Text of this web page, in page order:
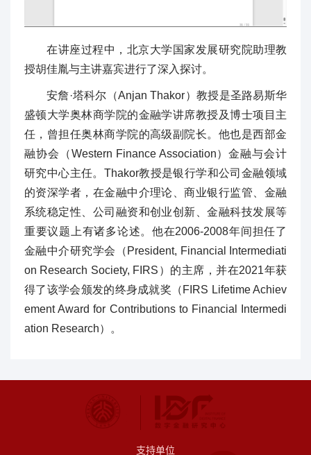
在讲座过程中，北京大学国家发展研究院助理教
授胡佳胤与主讲嘉宾进行了深入探讨。
安詹·塔科尔（Anjan Thakor）教授是圣路易斯华
盛顿大学奥林商学院的金融学讲席教授及博士项目主
任，曾担任奥林商学院的高级副院长。他也是西部金
融协会（Western Finance Association）金融与会计
研究中心主任。Thakor教授是银行学和公司金融领域
的资深学者，在金融中介理论、商业银行监管、金融
系统稳定性、公司融资和创业创新、金融科技发展等
重要议题上有诸多论述。他在2006-2008年间担任了
金融中介研究学会（President, Financial Intermediati
on Research Society, FIRS）的主席，并在2021年获
得了该学会颁发的终身成就奖（FIRS Lifetime Achiev
ement Award for Contributions to Financial Intermedi
ation Research）。
支持单位